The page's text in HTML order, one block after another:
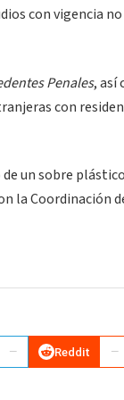
con vigencia
Penales, así
con
un sobre
la Coordinación
Reddit